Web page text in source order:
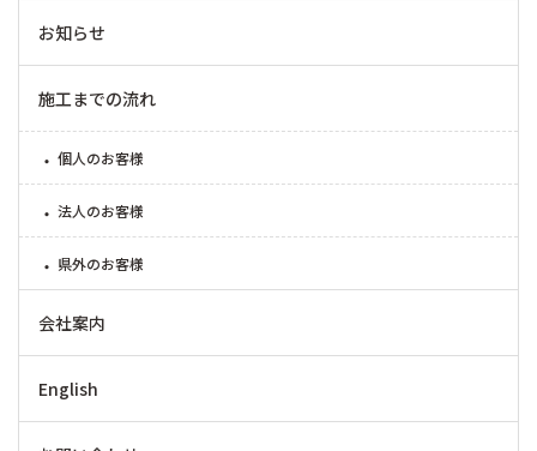
お知らせ
施工までの流れ
個人のお客様
法人のお客様
県外のお客様
会社案内
English